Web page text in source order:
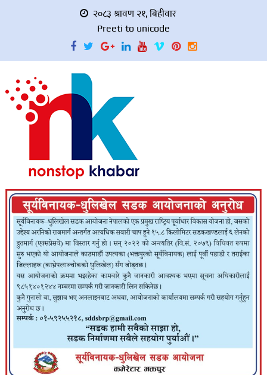
२०८३ श्रावण २१, बिहीवार
Preeti to unicode